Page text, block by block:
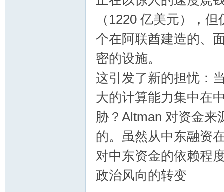
（1220 亿美元），
个在阿联酋建造的、
密的设施。
这引发了新的担忧：
大的计算能力集中在
胁？Altman 对资金
的。虽然从中东融资
对中东资金的依赖程
政治风向的转变